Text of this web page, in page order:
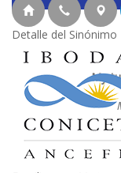
Detalle del Sinónimo